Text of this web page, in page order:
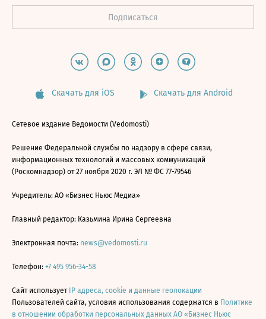
Скачать для iOS Скачать для Android
Сетевое издание Ведомости (Vedomosti)
Решение Федеральной службы по надзору в сфере связи,
информационных технологий и массовых коммуникаций
(Роскомнадзор) от 27 ноября 2020 г. ЭЛ № ФС 77-79546
Учредитель: АО «Бизнес Ньюс Медиа»
Главный редактор: Казьмина Ирина Сергеевна
Электронная почта: news@vedomosti.ru
Телефон: +7 495 956-34-58
Сайт использует IP адреса, cookie и данные геолокации
Пользователей сайта, условия использования содержатся в Политике
в отношении обработки персональных данных АО «Бизнес Ньюс